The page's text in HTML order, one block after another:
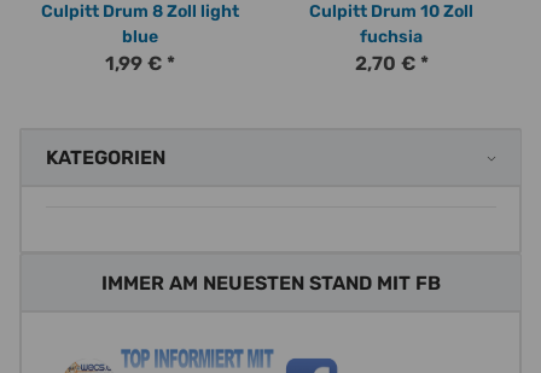
Culpitt Drum 8 Zoll light
blue
1,99 € *
Culpitt Drum 10 Zoll
fuchsia
2,70 € *
KATEGORIEN
IMMER AM NEUESTEN STAND MIT FB